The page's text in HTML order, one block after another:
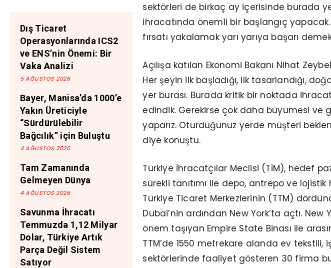
Dış Ticaret
Operasyonlarında ICS2
ve ENS’nin Önemi: Bir
Vaka Analizi
5 AĞUSTOS 2026
Bayer, Manisa’da 1000’e
Yakın Üreticiyle
“Sürdürülebilir
Bağcılık” için Buluştu
4 AĞUSTOS 2026
Tam Zamanında
Gelmeyen Dünya
4 AĞUSTOS 2026
Savunma İhracatı
Temmuzda 1,12 Milyar
Dolar, Türkiye Artık
Parça Değil Sistem
Satıyor
sektörleri de birkaç ay içerisinde burada
ihracatında önemli bir başlangıç
fırsatı yakalamak yarı yarıya başarı
Açılışa katılan Ekonomi Bakanı Nihat
Her şeyin ilk başladığı, ilk tasarlandığı,
yer burası. Burada kritik bir noktada
edindik. Gerekirse çok daha büyümesi ve
yaparız. Oturduğunuz yerde müşteri
diye konuştu.
Türkiye İhracatçılar Meclisi (TİM), hedef
sürekli tanıtımı ile depo, antrepo ve
Türkiye Ticaret Merkezlerinin (TTM)
Dubai’nin ardından New York’ta açtı. New
önem taşıyan Empire State Binası ile
TTM’de 1550 metrekare alanda ev tekstili,
sektörlerinde faaliyet gösteren 30 firma